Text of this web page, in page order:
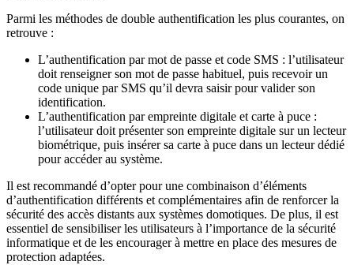
Parmi les méthodes de double authentification les plus courantes, on
retrouve :
L’authentification par mot de passe et code SMS : l’utilisateur
doit renseigner son mot de passe habituel, puis recevoir un
code unique par SMS qu’il devra saisir pour valider son
identification.
L’authentification par empreinte digitale et carte à puce :
l’utilisateur doit présenter son empreinte digitale sur un lecteur
biométrique, puis insérer sa carte à puce dans un lecteur dédié
pour accéder au système.
Il est recommandé d’opter pour une combinaison d’éléments
d’authentification différents et complémentaires afin de renforcer la
sécurité des accès distants aux systèmes domotiques. De plus, il est
essentiel de sensibiliser les utilisateurs à l’importance de la sécurité
informatique et de les encourager à mettre en place des mesures de
protection adaptées.